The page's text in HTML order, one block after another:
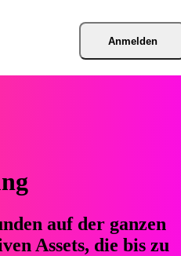
Anmelden
auf der ganzen
Assets, die bis zu